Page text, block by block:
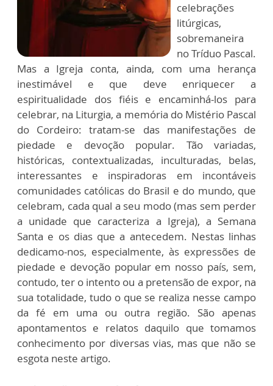
celebrações
litúrgicas,
sobremaneira
no Tríduo Pascal.
Mas a Igreja conta, ainda, com uma herança
inestimável e que deve enriquecer a
espiritualidade dos fiéis e encaminhá-los para
celebrar, na Liturgia, a memória do Mistério Pascal
do Cordeiro: tratam-se das manifestações de
piedade e devoção popular. Tão variadas,
históricas, contextualizadas, inculturadas, belas,
interessantes e inspiradoras em incontáveis
comunidades católicas do Brasil e do mundo, que
celebram, cada qual a seu modo (mas sem perder
a unidade que caracteriza a Igreja), a Semana
Santa e os dias que a antecedem. Nestas linhas
dedicamo-nos, especialmente, às expressões de
piedade e devoção popular em nosso país, sem,
contudo, ter o intento ou a pretensão de expor, na
sua totalidade, tudo o que se realiza nesse campo
da fé em uma ou outra região. São apenas
apontamentos e relatos daquilo que tomamos
conhecimento por diversas vias, mas que não se
esgota neste artigo.